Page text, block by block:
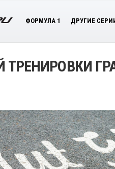
ФОРМУЛА 1 ДРУГИЕ
ТРЕНИРОВКИ